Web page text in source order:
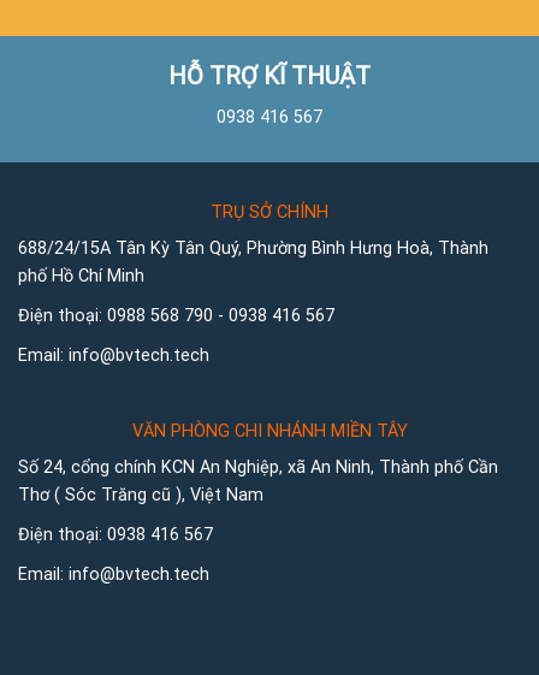
HỖ TRỢ KĨ THUẬT
0938 416 567
TRỤ SỞ CHÍNH
688/24/15A Tân Kỳ Tân Quý, Phường Bình Hưng Hoà, Thành
phố Hồ Chí Minh
Điện thoại: 0988 568 790 - 0938 416 567
Email: info@bvtech.tech
VĂN PHÒNG CHI NHÁNH MIỀN TÂY
Số 24, cổng chính KCN An Nghiệp, xã An Ninh, Thành phố Cần
Thơ ( Sóc Trăng cũ ), Việt Nam
Điện thoại: 0938 416 567
Email: info@bvtech.tech